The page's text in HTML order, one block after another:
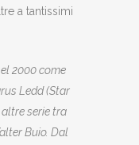
a tantissimi
2000 come
Ledd (Star
serie tra
Buio. Dal